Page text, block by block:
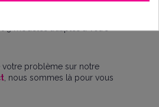
3 modèles adaptés à votre
votre problème sur notre
, nous sommes là pour vous